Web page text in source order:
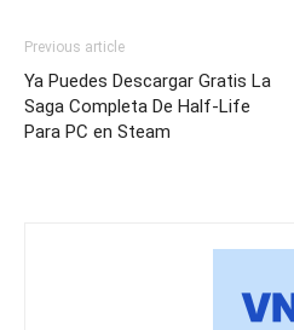
Previous article
Ya Puedes Descargar Gratis La
Saga Completa De Half-Life
Para PC en Steam